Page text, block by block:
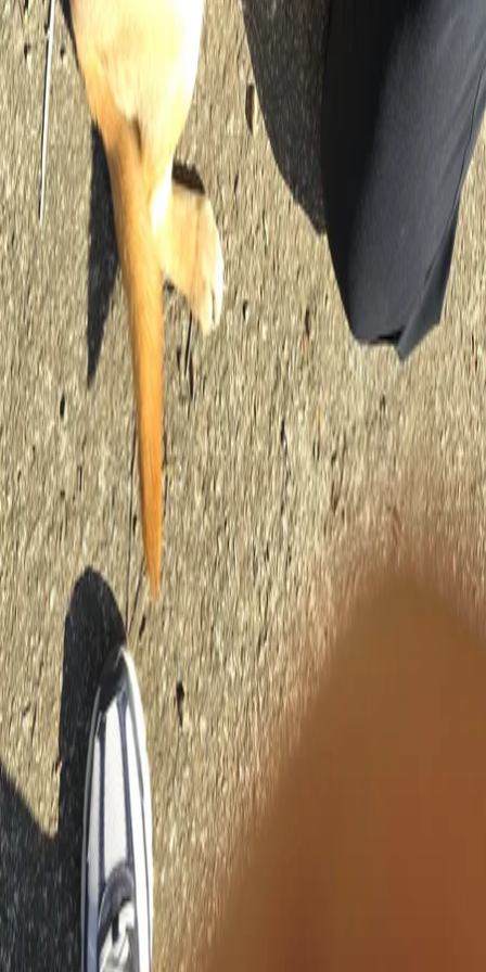
설정
홈에 앱 설치하기
귀여운억새49
프로필 보기
똥강아지 2마리
판매중
100원
개체 정보
종: 잡종
성별: 수컷
크기/중량: 중형견
우화일/입양일: 약 8개월
사육 상태
먹이: 아무거나 잘먹음
사육 온도/습도:
특이사항: 똥개
거래 안내